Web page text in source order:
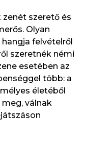
zenét szerető és
Olyan
felvételről
szeretnék némi
esetében az
több: a
életéből
válnak